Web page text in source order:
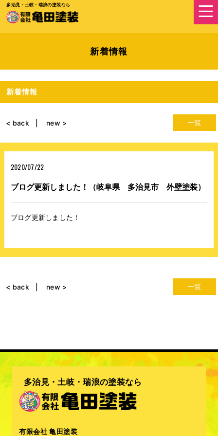
多治見・土岐・瑞浪の塗装なら
新着情報
新着情報
一覧
< back new >
2020/07/22
ブログ更新しました！（岐阜県 多治見市 外壁塗装）
ブログ更新しました！
一覧
< back new >
多治見・土岐・瑞浪の塗装なら
有限会社 亀田塗装